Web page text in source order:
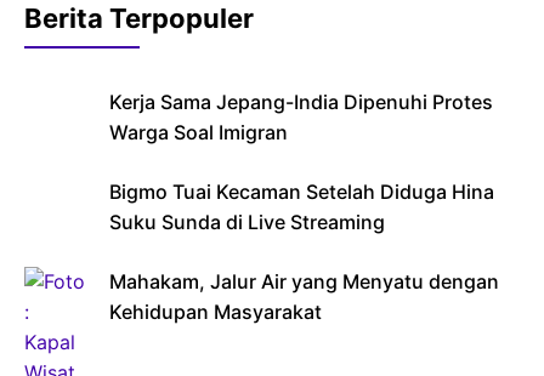
Berita Terpopuler
Kerja Sama Jepang-India Dipenuhi Protes
Warga Soal Imigran
Bigmo Tuai Kecaman Setelah Diduga Hina
Suku Sunda di Live Streaming
Mahakam, Jalur Air yang Menyatu dengan
Kehidupan Masyarakat